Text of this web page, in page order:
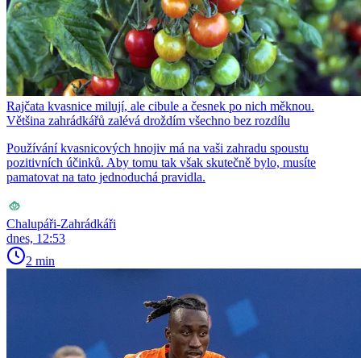
Rajčata kvasnice milují, ale cibule a česnek po nich měknou.
Většina zahrádkářů zalévá droždím všechno bez rozdílu
Používání kvasnicových hnojiv má na vaši zahradu spoustu
pozitivních účinků. Aby tomu tak však skutečně bylo, musíte
pamatovat na tato jednoduchá pravidla.
Chalupáři-Zahrádkáři
dnes, 12:53
2 min